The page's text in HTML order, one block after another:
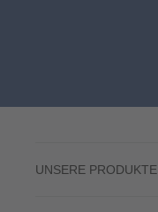
UNSERE PRODUKTE